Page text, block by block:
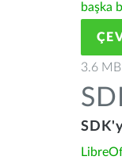
başka
3.6 MB